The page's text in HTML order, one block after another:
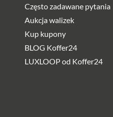
Często zadawane pytania
Aukcja walizek
Kup kupony
BLOG Koffer24
LUXLOOP od Koffer24